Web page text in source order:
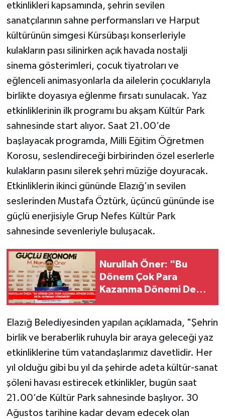
etkinlikleri kapsamında, şehrin sevilen
sanatçılarının sahne performansları ve Harput
kültürünün simgesi Kürsübaşı konserleriyle
kulakların pası silinirken açık havada nostalji
sinema gösterimleri, çocuk tiyatroları ve
eğlenceli animasyonlarla da ailelerin çocuklarıyla
birlikte doyasıya eğlenme fırsatı sunulacak. Yaz
etkinliklerinin ilk programı bu akşam Kültür Park
sahnesinde start alıyor. Saat 21.00’de
başlayacak programda, Milli Eğitim Öğretmen
Korosu, seslendireceği birbirinden özel eserlerle
kulakların pasını silerek şehri müziğe doyuracak.
Etkinliklerin ikinci gününde Elazığ’ın sevilen
seslerinden Mustafa Öztürk, üçüncü gününde ise
güçlü enerjisiyle Grup Nefes Kültür Park
sahnesinde sevenleriyle buluşacak.
Nurullah Öner: "Bu
Dönem Çok Para
Kazanma Dönemi Değil,
Elazığ Belediyesinden yapılan açıklamada, "Şehrin
birlik ve beraberlik ruhuyla bir araya geleceği yaz
etkinliklerine tüm vatandaşlarımız davetlidir. Her
yıl olduğu gibi bu yıl da şehirde adeta kültür-sanat
şöleni havası estirecek etkinlikler, bugün saat
21.00’de Kültür Park sahnesinde başlıyor. 30
Ağustos tarihine kadar devam edecek olan